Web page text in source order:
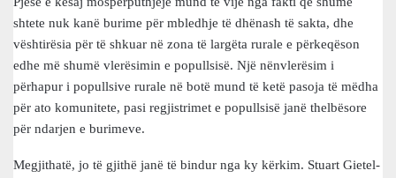
shtete nuk kanë burime për mbledhje të dhënash të sakta, dhe
vështirësia për të shkuar në zona të largëta rurale e përkeqëson
edhe më shumë vlerësimin e popullsisë. Një nënvlerësim i
përhapur i popullsive rurale në botë mund të ketë pasoja të mëdha
për ato komunitete, pasi regjistrimet e popullsisë janë thelbësore
për ndarjen e burimeve.
Megjithatë, jo të gjithë janë të bindur nga ky kërkim. Stuart Gietel-